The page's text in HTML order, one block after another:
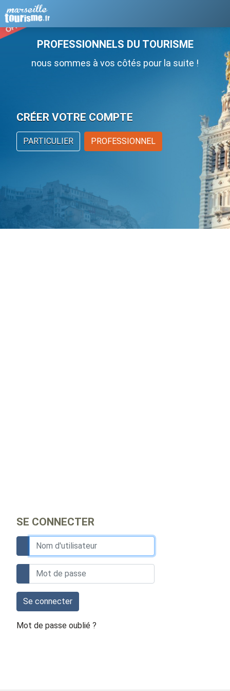
PROFESSIONNELS DU TOURISME
nous sommes à vos côtés pour la suite !
CRÉER VOTRE COMPTE
PARTICULIER PROFESSIONNEL
SE CONNECTER
Se connecter
Mot de passe oublié ?